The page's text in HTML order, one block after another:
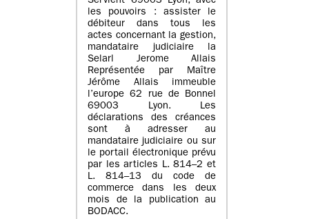
les pouvoirs : assister le
débiteur dans tous les
actes concernant la gestion,
mandataire judiciaire la
Selarl Jerome Allais
Représentée par Maître
Jérôme Allais immeuble
l’europe 62 rue de Bonnel
69003 Lyon. Les
déclarations des créances
sont à adresser au
mandataire judiciaire ou sur
le portail électronique prévu
par les articles L. 814–2 et
L. 814–13 du code de
commerce dans les deux
mois de la publication au
BODACC.